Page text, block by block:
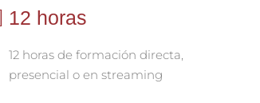
12 horas
12 horas de formación directa,
presencial o en streaming